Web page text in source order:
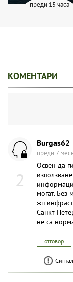
преди 15 часа
КОМЕНТАРИ
2
Burgas62
преди 7
Освен да
могат. Без
жп
Санкт
не са
отговор